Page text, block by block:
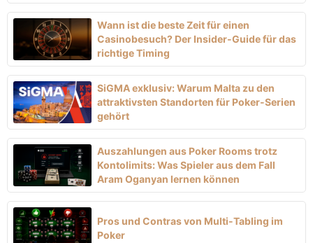
Wann ist die beste Zeit für einen
Casinobesuch? Der Insider-Guide für das
richtige Timing
SiGMA exklusiv: Warum Malta zu den
attraktivsten Standorten für Poker-Serien
gehört
Auszahlungen aus Poker Rooms trotz
Kontolimits: Was Spieler aus dem Fall
Aram Oganyan lernen können
Pros und Contras von Multi-Tabling im
Poker